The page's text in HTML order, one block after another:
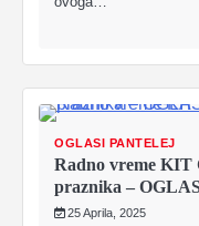
OGLASI PANTELEJ
Radno vreme KIT
praznika –
25 Aprila, 2025